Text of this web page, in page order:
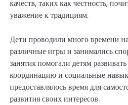
качеств, таких как честность,
уважение к традициям.
Дети проводили много времени
различные игры и занимались
занятия помогали детям
координацию и социальные
предоставлялось время для
развития своих интересов.